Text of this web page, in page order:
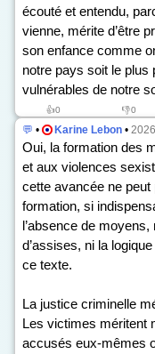
écouté et entendu,
vienne, mérite d’être
son enfance comme
notre pays soit le plus
vulnérables de notre
👍0 👎0
💬 • Karine Lebon •
Oui, la formation des
et aux violences
cette avancée ne
formation, si
l’absence de
d’assises, ni la
ce texte.
La justice criminelle
Les victimes méritent
accusés eux-mêmes